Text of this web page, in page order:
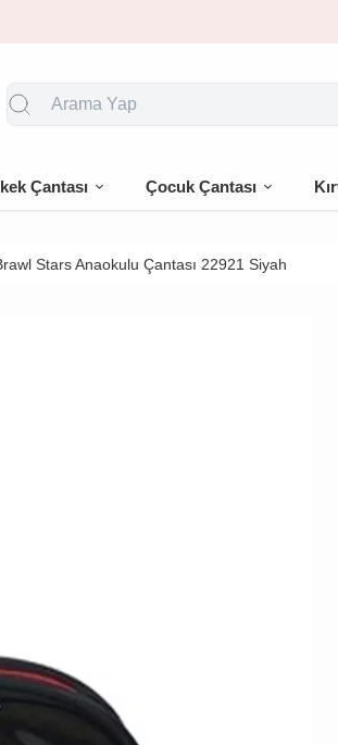
Çantası Çocuk Çantası
Stars Anaokulu Çantası 22921 Siyah